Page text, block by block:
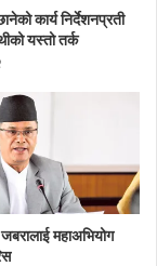
कार्य निर्देशनप्रती
यस्तो तर्क
महाअभियोग